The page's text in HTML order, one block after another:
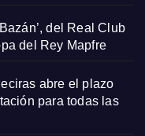
del Real Club
del Rey Mapfre
abre el plazo
para todas las